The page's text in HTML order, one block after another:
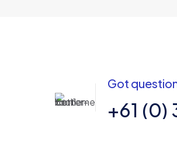
Got
+61 (0)